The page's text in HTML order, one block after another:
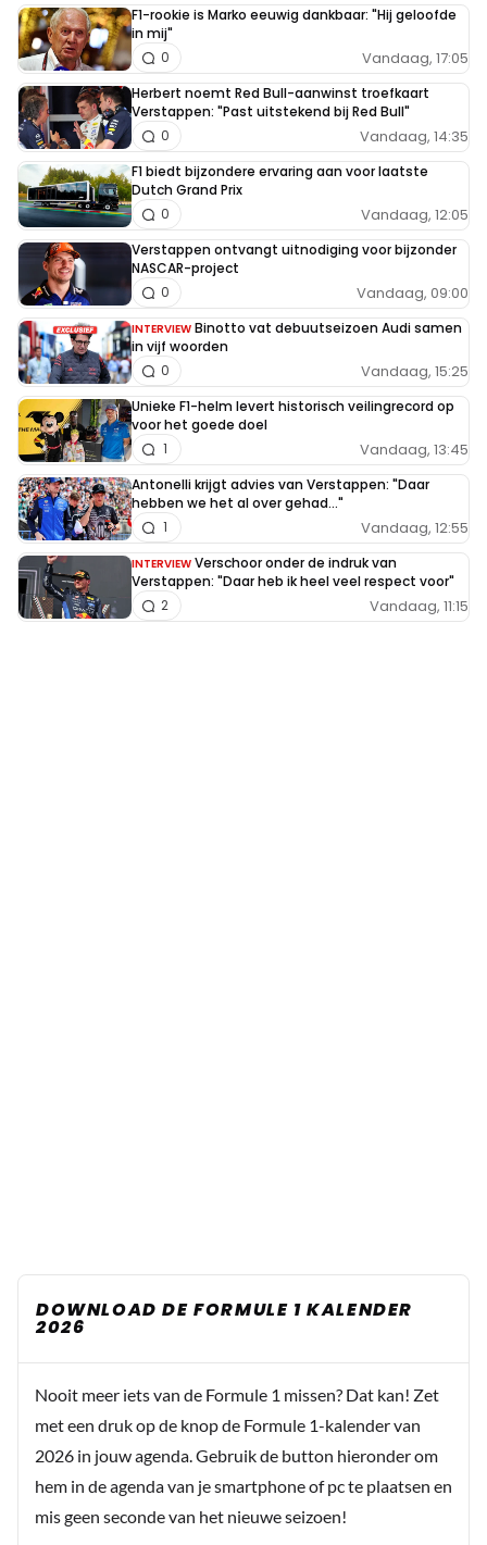
F1-rookie is Marko eeuwig dankbaar: "Hij geloofde
in mij"
Vandaag, 17:05
0
Herbert noemt Red Bull-aanwinst troefkaart
Verstappen: "Past uitstekend bij Red Bull"
Vandaag, 14:35
0
F1 biedt bijzondere ervaring aan voor laatste
Dutch Grand Prix
Vandaag, 12:05
0
Verstappen ontvangt uitnodiging voor bijzonder
NASCAR-project
Vandaag, 09:00
0
INTERVIEW Binotto vat debuutseizoen Audi samen
in vijf woorden
Vandaag, 15:25
0
Unieke F1-helm levert historisch veilingrecord op
voor het goede doel
Vandaag, 13:45
1
Antonelli krijgt advies van Verstappen: "Daar
hebben we het al over gehad..."
Vandaag, 12:55
1
INTERVIEW Verschoor onder de indruk van
Verstappen: "Daar heb ik heel veel respect voor"
Vandaag, 11:15
2
DOWNLOAD DE FORMULE 1 KALENDER
2026
Nooit meer iets van de Formule 1 missen? Dat kan! Zet
met een druk op de knop de Formule 1-kalender van
2026 in jouw agenda. Gebruik de button hieronder om
hem in de agenda van je smartphone of pc te plaatsen en
mis geen seconde van het nieuwe seizoen!